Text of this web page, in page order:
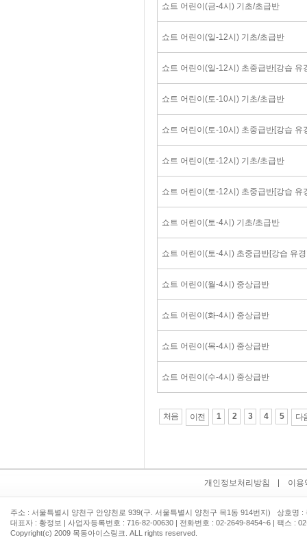
쇼트 어린이(금-4시) 기초/초급반
쇼트 어린이(일-12시) 기초/초급반
쇼트 어린이(일-12시) 초중급반[강습 유
쇼트 어린이(토-10시) 기초/초급반
쇼트 어린이(토-10시) 초중급반[강습 유
쇼트 어린이(토-12시) 기초/초급반
쇼트 어린이(토-12시) 초중급반[강습 유
쇼트 어린이(토-4시) 기초/초급반
쇼트 어린이(토-4시) 초중급반[강습 유
쇼트 어린이(월-4시) 중상급반
쇼트 어린이(화-4시) 중상급반
쇼트 어린이(목-4시) 중상급반
쇼트 어린이(수-4시) 중상급반
처음 이전 1 2 3 4 5 다
개인정보처리방침 이용
주소 : 서울특별시 양천구 안양천로 939(구. 서울특별시 양천구 목1동 914번지) 상호명 :
대표자 : 황정보 | 사업자등록번호 : 716-82-00630 | 전화번호 : 02-2649-8454~6 | 팩스 :
Copyright(c) 2009 목동아이스링크. ALL rights reserved.